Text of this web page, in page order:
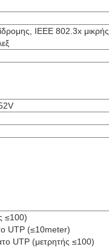
IEEE 802.3x μικρής
≤100)
UTP (≤10meter)
UTP (μετρητής ≤100)